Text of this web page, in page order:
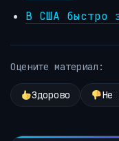
В США быстро
Оцените материал:
Здорово Не